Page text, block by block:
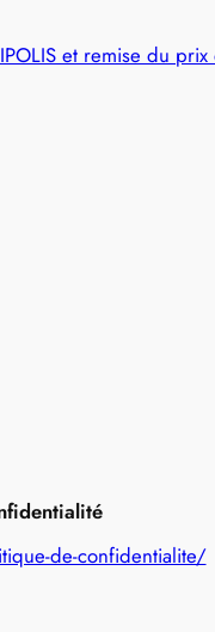
et remise du
de-confidentialite/